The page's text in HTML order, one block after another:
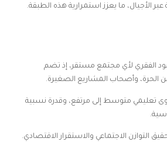
عبر الأجيال، ما يعزز استمرارية هذه الطبقة.
الفقري لأي مجتمع مستقر، إذ تضم
الحرة، وأصحاب المشاريع الصغيرة.
تعليمي متوسط إلى مرتفع، وقدرة نسبية
التوازن الاجتماعي والاستقرار الاقتصادي.